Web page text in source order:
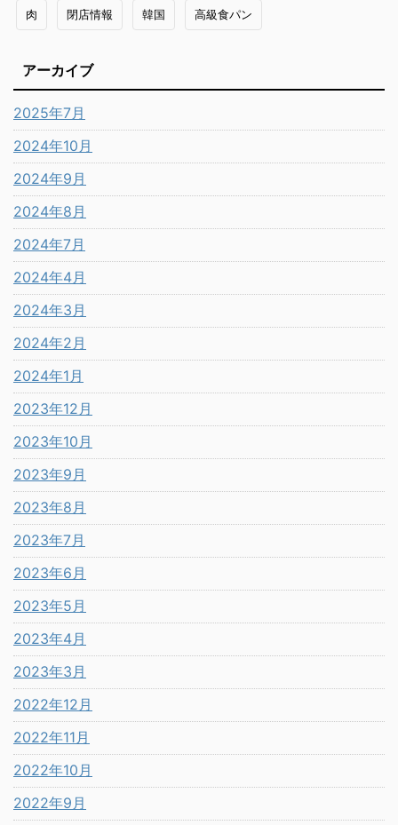
肉 閉店情報 韓国 高級食パン
アーカイブ
2025年7月
2024年10月
2024年9月
2024年8月
2024年7月
2024年4月
2024年3月
2024年2月
2024年1月
2023年12月
2023年10月
2023年9月
2023年8月
2023年7月
2023年6月
2023年5月
2023年4月
2023年3月
2022年12月
2022年11月
2022年10月
2022年9月